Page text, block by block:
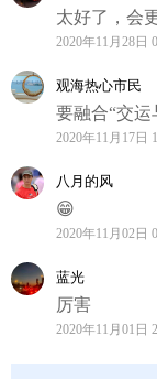
太好了，会
2020年11月28日
观海热心市民
要融合“交运
2020年11月17日
八月的风
😁
2020年11月02日
蓝光
厉害
2020年11月01日